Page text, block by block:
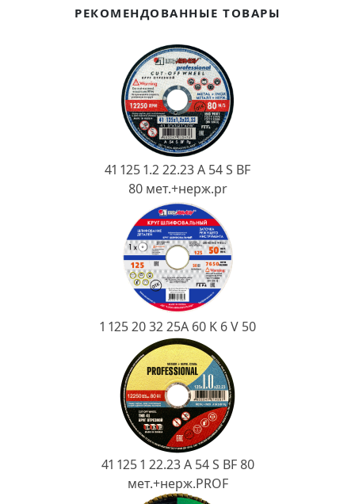
ЖелобРЕКОМЕНДОВАННЫЕ ТОВАРЫ
41 125 1.2 22.23 A 54 S BF
80 мет.+нерж.pr
1 125 20 32 25А 60 K 6 V 50
41 125 1 22.23 A 54 S BF 80
мет.+нерж.PROF